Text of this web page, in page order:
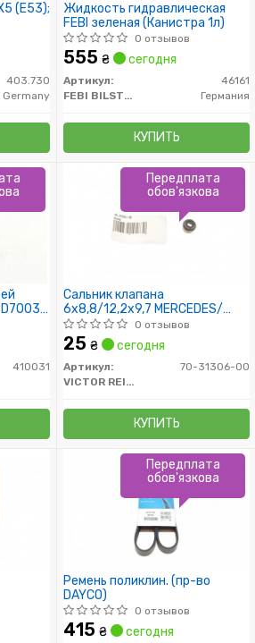
(E53);
403.730
Germany
Жидкость гидравлическая
FEBI зеленая (Канистра 1л)
0 отзывов
555 ₴ сегодня
Артикул:
46161
FEBI BILSTEIN
Германия
КУПИТЬ
D7003C
410031
Сальник клапана
6x8,8/12,2x9,7 MERCEDES/
OPEL/ AUDI
0 отзывов
25 ₴ сегодня
Артикул:
70-31306-00
VICTOR REINZ
КУПИТЬ
Передплата
обов'язкова
Ремень поликлин. (пр-во
DAYCO)
0 отзывов
415 ₴ сегодня
Передплата
обов'язкова